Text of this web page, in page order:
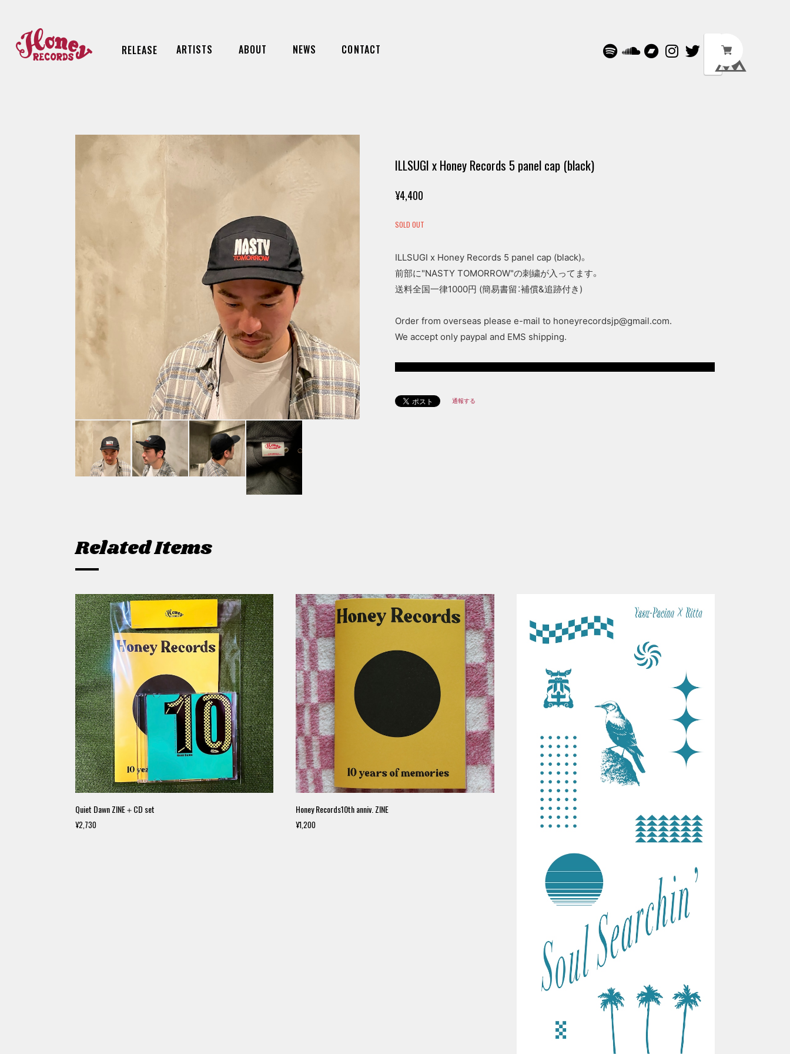
RELEASE ARTISTS ABOUT NEWS CONTACT
ILLSUGI x Honey Records 5 panel cap (black)
¥4,400
SOLD OUT
ILLSUGI x Honey Records 5 panel cap (black)。
前部に"NASTY TOMORROW"の刺繍が入ってます。
送料全国一律1000円 (簡易書留：補償&追跡付き)
Order from overseas please e-mail to honeyrecordsjp@gmail.com.
We accept only paypal and EMS shipping.
再入荷についてお問い合わせをする
通報する
Related Items
Quiet Dawn ZINE＋CD set
¥2,730
Honey Records10th anniv. ZINE
¥1,200